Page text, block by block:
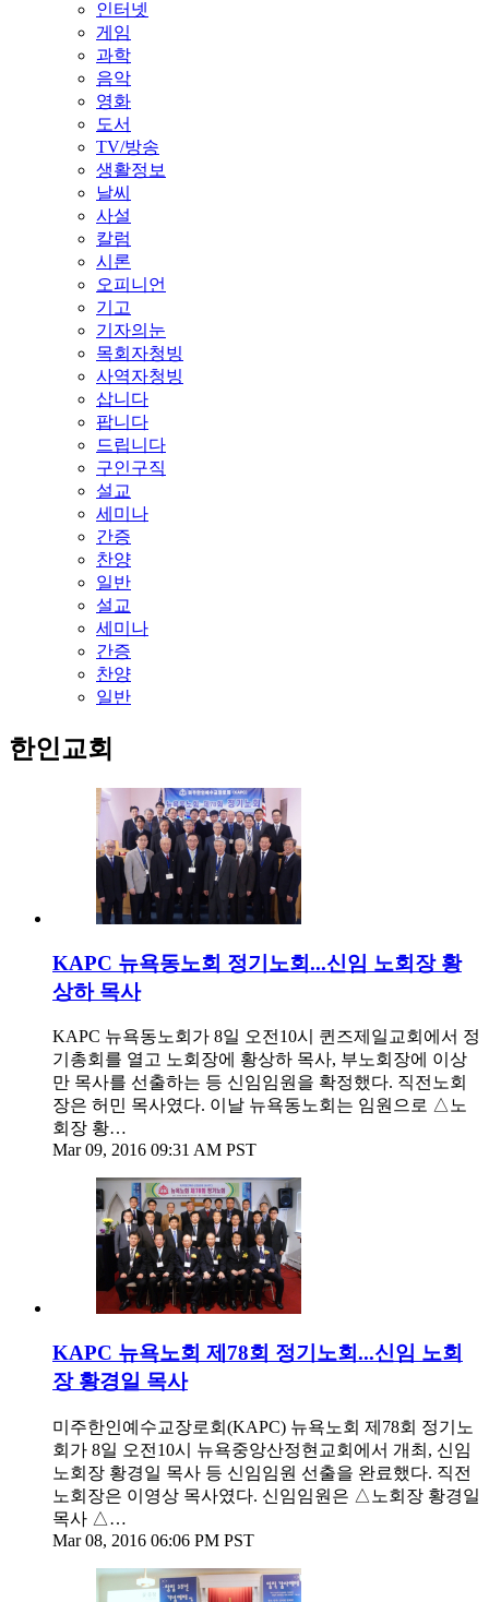
인터넷
게임
과학
음악
영화
도서
TV/방송
생활정보
날씨
사설
칼럼
시론
오피니언
기고
기자의눈
목회자청빙
사역자청빙
삽니다
팝니다
드립니다
구인구직
설교
세미나
간증
찬양
일반
설교
세미나
간증
찬양
일반
한인교회
KAPC 뉴욕동노회 정기노회...신임 노회장 황
상하 목사
KAPC 뉴욕동노회가 8일 오전10시 퀸즈제일교회에서 정
기총회를 열고 노회장에 황상하 목사, 부노회장에 이상
만 목사를 선출하는 등 신임임원을 확정했다. 직전노회
장은 허민 목사였다. 이날 뉴욕동노회는 임원으로 △노
회장 황…
Mar 09, 2016 09:31 AM PST
KAPC 뉴욕노회 제78회 정기노회...신임 노회
장 황경일 목사
미주한인예수교장로회(KAPC) 뉴욕노회 제78회 정기노
회가 8일 오전10시 뉴욕중앙산정현교회에서 개최, 신임
노회장 황경일 목사 등 신임임원 선출을 완료했다. 직전
노회장은 이영상 목사였다. 신임임원은 △노회장 황경일
목사 △…
Mar 08, 2016 06:06 PM PST